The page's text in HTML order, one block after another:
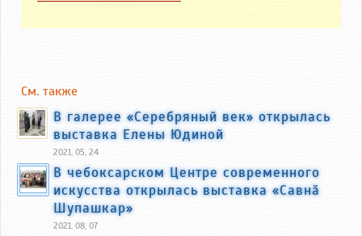
См. также
В галерее «Серебряный век» открылась
выставка Елены Юдиной
2021, 05, 24
В чебоксарском Центре современного
искусства открылась выставка «Савнӑ
Шупашкар»
2021, 08, 07